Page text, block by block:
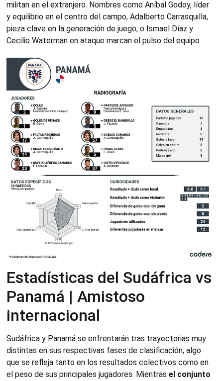
militan en el extranjero. Nombres como Aníbal Godoy, líder
y equilibrio en el centro del campo, Adalberto Carrasquilla,
pieza clave en la generación de juego, o Ismael Díaz y
Cecilio Waterman en ataque marcan el pulso del equipo.
Estadísticas del Sudáfrica vs
Panamá | Amistoso
internacional
Sudáfrica y Panamá se enfrentarán tras trayectorias muy
distintas en sus respectivas fases de clasificación, algo
que se refleja tanto en los resultados colectivos como en
el peso de sus principales jugadores. Mientras el conjunto